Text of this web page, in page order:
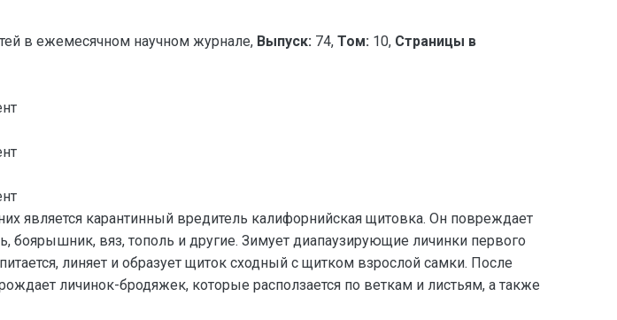
в ежемесячном научном журнале, Выпуск: 74, Том: 10, Страницы в
является карантинный вредитель калифорнийская щитовка. Он повреждает
боярышник, вяз, тополь и другие. Зимует диапаузирующие личинки первого
линяет и образует щиток сходный с щитком взрослой самки. После
личинок-бродяжек, которые расползается по веткам и листьям, а также